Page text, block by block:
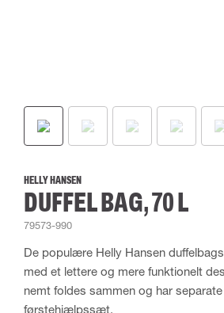
HELLY HANSEN
DUFFEL BAG, 70 L
79573-990
De populære Helly Hansen
med et lettere og mere funktionelt
nemt foldes sammen og har
førstehjælpssæt.